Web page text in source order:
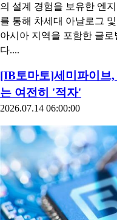
의 설계 경험을 보유한 엔
를 통해 차세대 아날로그
아시아 지역을 포함한 글로
다....
[IB토마토]세미파이
는 여전히 '적자'
2026.07.14 06:00:00